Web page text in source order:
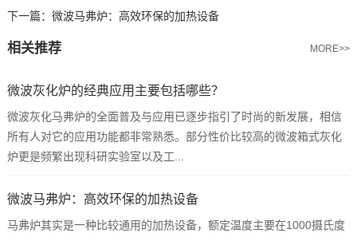
下一篇： 微波马弗炉：高效环保的加热设备
相关推荐 MORE>>
微波灰化炉的经典应用主要包括哪些？
微波灰化马弗炉的全面普及与应用已逐步指引了时尚的新发展，相信
所有人对它的应用功能都非常熟悉。部分性价比较高的微波箱式灰化
炉更是频繁出现科研实验室以及工...
微波马弗炉：高效环保的加热设备
马弗炉其实是一种比较通用的加热设备，额定温度主要在1000摄氏度